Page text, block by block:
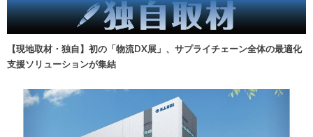
【現地取材・独自】初の「物流DX展」、サプライチェーン全体の最適化
支援ソリューションが集結